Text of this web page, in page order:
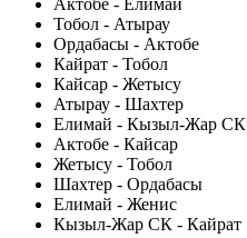
Актобе - Елимай
Тобол - Атырау
Ордабасы - Актобе
Кайрат - Тобол
Кайсар - Жетысу
Атырау - Шахтер
Елимай - Кызыл-Жар СК
Актобе - Кайсар
Жетысу - Тобол
Шахтер - Ордабасы
Елимай - Женис
Кызыл-Жар СК - Кайрат